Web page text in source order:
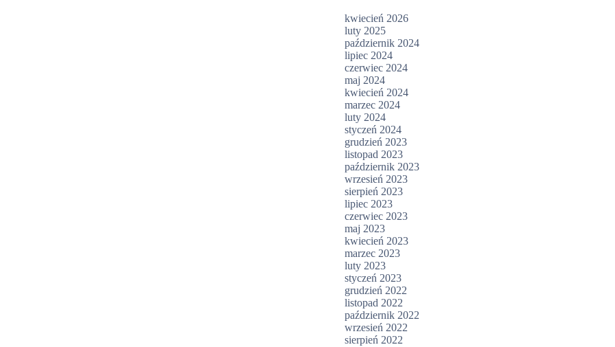
kwiecień 2026
luty 2025
październik 2024
lipiec 2024
czerwiec 2024
maj 2024
kwiecień 2024
marzec 2024
luty 2024
styczeń 2024
grudzień 2023
listopad 2023
październik 2023
wrzesień 2023
sierpień 2023
lipiec 2023
czerwiec 2023
maj 2023
kwiecień 2023
marzec 2023
luty 2023
styczeń 2023
grudzień 2022
listopad 2022
październik 2022
wrzesień 2022
sierpień 2022